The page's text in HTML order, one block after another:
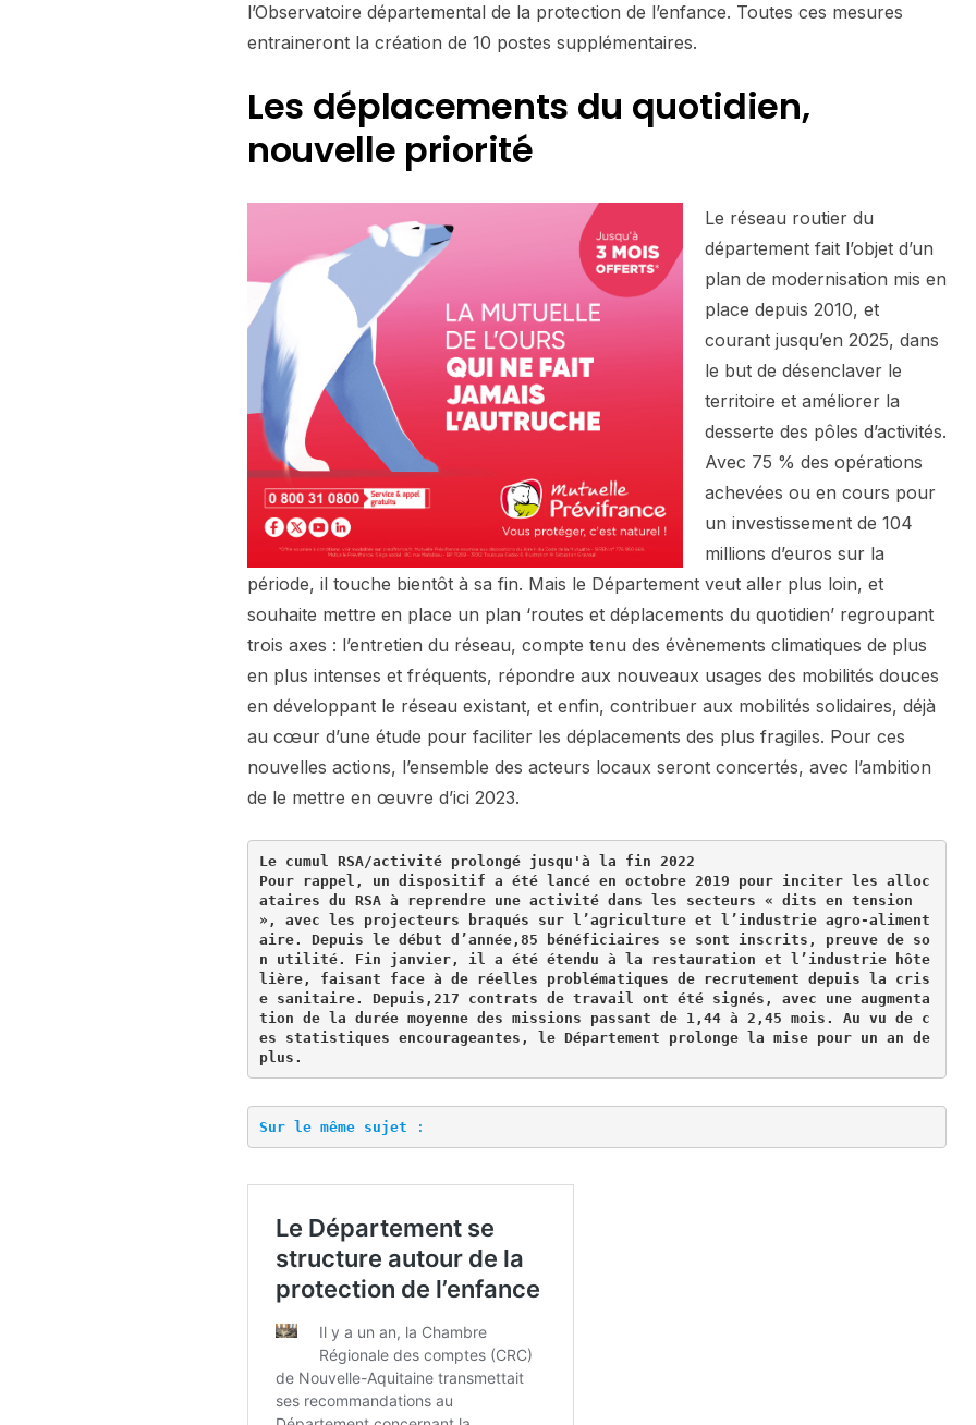
l’Observatoire départemental de la protection de l’enfance. Toutes ces mesures
entraineront la création de 10 postes supplémentaires.
Les déplacements du quotidien,
nouvelle priorité
Le réseau routier du
département fait l’objet d’un
plan de modernisation mis en
place depuis 2010, et
courant jusqu’en 2025, dans
le but de désenclaver le
territoire et améliorer la
desserte des pôles d’activités.
Avec 75 % des opérations
achevées ou en cours pour
un investissement de 104
millions d’euros sur la
période, il touche bientôt à sa fin. Mais le Département veut aller plus loin, et
souhaite mettre en place un plan ‘routes et déplacements du quotidien’ regroupant
trois axes : l’entretien du réseau, compte tenu des évènements climatiques de plus
en plus intenses et fréquents, répondre aux nouveaux usages des mobilités douces
en développant le réseau existant, et enfin, contribuer aux mobilités solidaires, déjà
au cœur d’une étude pour faciliter les déplacements des plus fragiles. Pour ces
nouvelles actions, l’ensemble des acteurs locaux seront concertés, avec l’ambition
de le mettre en œuvre d’ici 2023.
Le cumul RSA/activité prolongé jusqu'à la fin 2022
Pour rappel , un dispositif a été lancé en octobre 2019 pour inciter les alloc
ataires du RSA à reprendre une activité dans les secteurs « dits en tension
» , avec les projecteurs braqués sur l’agriculture et l’industrie agro-aliment
aire. Depuis le début d’année, 85 bénéficiaires se sont inscrits ,
preuve de so
n utilité. Fin janvier,
il a été étendu à la restauration et l’industrie hôte
lière,
faisant face à de réelles problématiques de recrutement depuis la cris
e sanitaire. Depuis , 217 contrats de travail ont été signés ,
avec une augmenta
tion de la durée moyenne des missions passant de 1 , 44 à 2 , 45 mois .
Au vu de c
es statistiques encourageantes , le Département prolonge la mise pour un an de
plus .
Sur le même sujet :